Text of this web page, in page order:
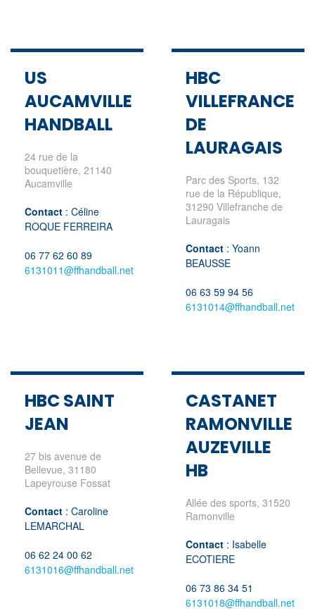
US
AUCAMVILLE
HANDBALL
24 rue de la
bouquetière, 21140
Aucamville
Contact : Céline
ROQUE FERREIRA
06 77 62 60 89
6131011@ffhandball.net
HBC
VILLEFRANCE
DE
LAURAGAIS
Parc des Sports, 132
rue de la République,
31290 Villefranche de
Lauragais
Contact : Yoann
BEAUSSE
06 63 59 94 56
6131014@ffhandball.net
HBC SAINT
JEAN
27 bis avenue de
Bellevue, 31180
Lapeyrouse Fossat
Contact : Caroline
LEMARCHAL
06 62 24 00 62
6131016@ffhandball.net
CASTANET
RAMONVILLE
AUZEVILLE
HB
Allée des sports, 31520
Ramonville
Contact : Isabelle
ECOTIERE
06 73 86 34 51
6131018@ffhandball.net